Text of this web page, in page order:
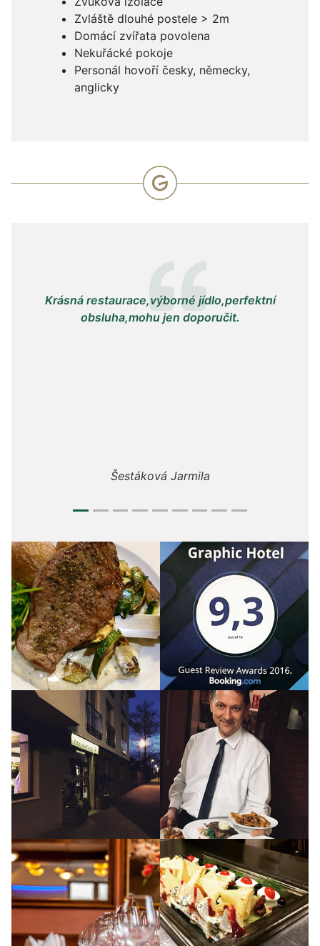
Zvláště dlouhé postele > 2m
Domácí zvířata povolena
Nekuřácké pokoje
Personál hovoří česky, německy,
anglicky
Krásná restaurace,výborné jídlo,perfektní
obsluha,mohu jen doporučit.
Šestáková Jarmila